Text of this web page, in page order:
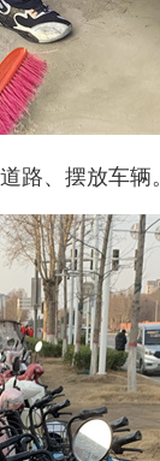
路、摆放车辆。